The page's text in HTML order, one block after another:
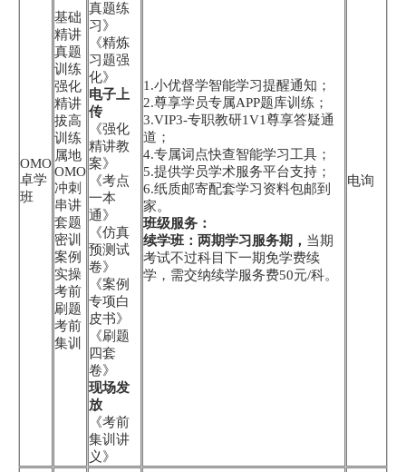
OMO
卓学
班
基础
精讲
真题
训练
强化
精讲
拔高
训练
属地
OMO
冲刺
串讲
套题
密训
案例
实操
考前
刷题
考前
集训
真题练
习》
《精炼
习题强
化》
电子上
传
《强化
精讲教
案》
《考点
一本
通》
《仿真
预测试
卷》
《案例
专项白
皮书》
《刷题
四套
卷》
现场发
放
《考前
集训讲
义》
1.小优督学智能学习提醒通知；
2.尊享学员专属APP题库训练；
3.VIP3-专职教研1V1尊享答疑通
道；
4.专属词点快查智能学习工具；
5.提供学员学术服务平台支持；
6.纸质邮寄配套学习资料包邮到
家。
班级服务：
续学班：两期学习服务期， 当期
考试不过科目下一期免学费续
学，需交纳续学服务费50元/科。
电询